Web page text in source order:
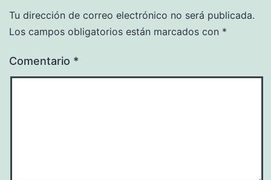
Tu dirección de correo electrónico no será publicada.
Los campos obligatorios están marcados con *
Comentario *